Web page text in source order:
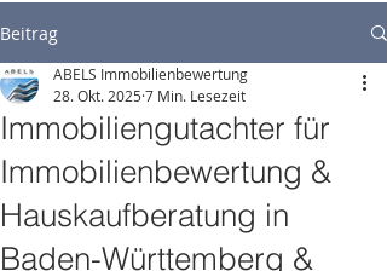
Beitrag
Immobiliengutachter für
Immobilienbewertung &
Hauskaufberatung in
Baden-Württemberg &
ABELS Immobilienbewertung
28. Okt. 2025 7 Min. Lesezeit